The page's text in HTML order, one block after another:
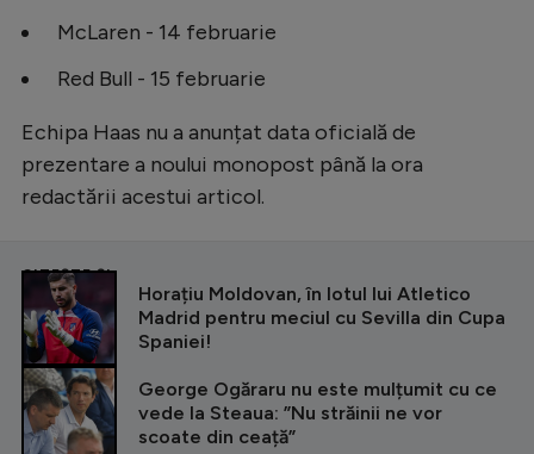
McLaren - 14 februarie
Red Bull - 15 februarie
Echipa Haas nu a anunțat data oficială de
prezentare a noului monopost până la ora
redactării acestui articol.
CITEȘTE ȘI
Horațiu Moldovan, în lotul lui Atletico
Madrid pentru meciul cu Sevilla din Cupa
Spaniei!
George Ogăraru nu este mulțumit cu ce
vede la Steaua: ”Nu străinii ne vor
scoate din ceață”